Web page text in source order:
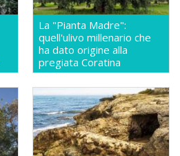
La "Pianta Madre":
quell'ulivo millenario che
ha dato origine alla
pregiata Coratina